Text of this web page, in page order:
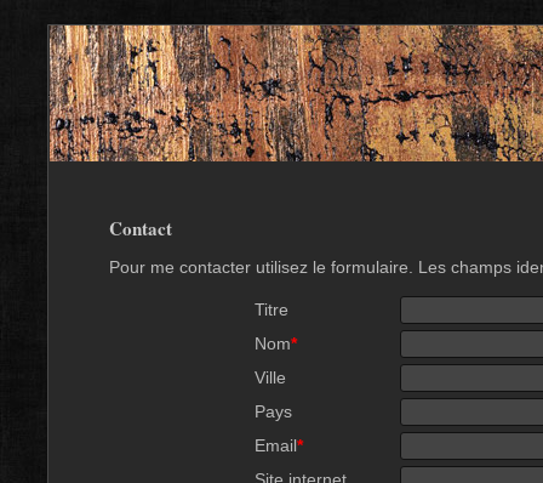
Contact
Pour me contacter utilisez le formulaire. Les champs
Titre
Nom*
Ville
Pays
Email*